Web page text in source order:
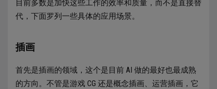
目前多数是加快这些工作的效率和质量，而不是直接替
代，下面罗列一些具体的应用场景。
插画
首先是插画的领域，这个是目前 AI 做的最好也最成熟
的方向。不管是游戏 CG 还是概念插画、运营插画，它